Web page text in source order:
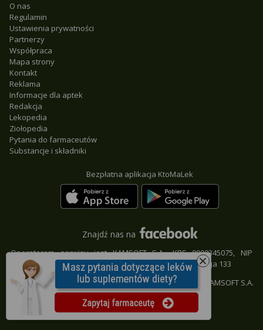
O nas
Regulamin
Ustawienia prywatności
Partnerzy
Współpraca
Mapa strony
Kontakt
Reklama
Informacje dla aptek
Redakcja
Lekopedia
Ziołopedia
Pytania do farmaceutów
Substancje i składniki
Bezpłatna aplikacja KtoMaLek
Znajdź nas na
Operatorem serwisu jest KAMSOFT S.A., KRS 0000345075, NIP
9542685559, REGON 241371988, 40-235 Katowice, ul. 1 Maja 133
© KAMSOFT S.A.